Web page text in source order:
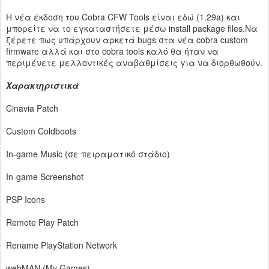
H νέα έκδοση του Cobra CFW Tools είναι εδώ (1.29a) και
μπορείτε να το εγκαταστήσετε μέσω install package files.Να
ξέρετε πως υπάρχουν αρκετά bugs στα νέα cobra custom
firmware αλλά και στο cobra tools καλό θα ήταν να
περιμένετε μελλοντικές αναβαθμίσεις για να διορθωθούν.
Χαρακτηριστικά
Cinavia Patch
Custom Coldboots
In-game Music (σε πειραματικό στάδιο)
In-game Screenshot
PSP Icons
Remote Play Patch
Rename PlayStation Network